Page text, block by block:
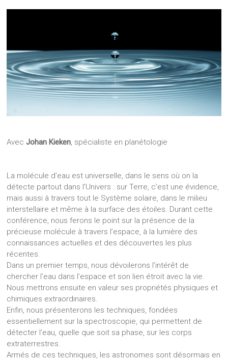
AvecJohan Kieken, spécialiste en planétologie
La molécule d’eau est universelle, dans le sens où on la
détecte partout dans l’Univers : sur Terre, c’est une évidence,
mais aussi à travers tout le Système solaire, dans le milieu
interstellaire et même à la surface des étoiles. Durant cette
conférence, nous ferons le point sur la présence de la
précieuse molécule à travers l’espace, à la lumière des
connaissances actuelles et des découvertes les plus
récentes.
Dans un premier temps, nous dévoilerons l’intérêt de
chercher l’eau dans l’espace et son lien étroit avec la vie.
Nous mettrons ensuite en valeur ses propriétés physiques et
chimiques extraordinaires.
Enfin, nous présenterons les techniques, fondées
essentiellement sur la spectroscopie, qui permettent de
détecter l’eau, quelle que soit sa phase, sur les corps
extraterrestres.
Armés de ces techniques, les astronomes sont désormais en